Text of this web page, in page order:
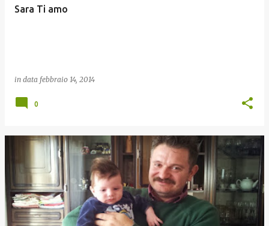
Sara Ti amo
in data febbraio 14, 2014
0